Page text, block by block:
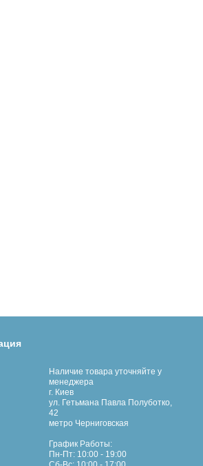
Наличие товара уточняйте у
менеджера
г. Киев
ул. Гетьмана Павла Полуботко,
42
метро Черниговская
График Работы:
Пн-Пт: 10:00 - 19:00